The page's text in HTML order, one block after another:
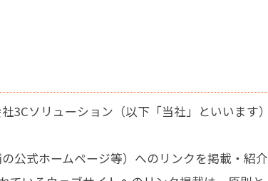
3Cソリューション（以下「当社」といいます）
公式ホームページ等）へのリンクを掲載・紹介